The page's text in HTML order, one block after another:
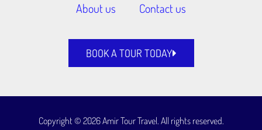
About us
Contact us
BOOK A TOUR TODAY
Copyright © 2026 Amir Tour Travel. All rights reserved.